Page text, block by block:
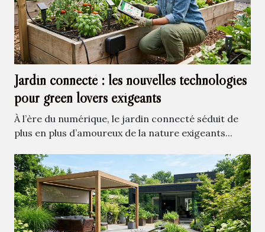
Jardin connecté : les nouvelles technologies
pour green lovers exigeants
À l’ère du numérique, le jardin connecté séduit de
plus en plus d’amoureux de la nature exigeants...